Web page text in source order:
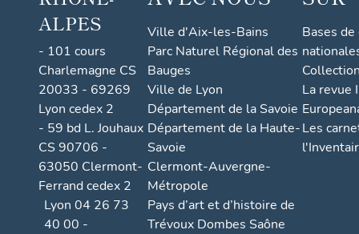
ALPES
- 101 cours
Charlemagne CS
20033 - 69269
Lyon cedex 2
- 59 bd L. Jouhaux
CS 90706 -
63050 Clermont-
Ferrand cedex 2
Lyon 04 26 73
40 00 -
Ville d'Aix-les-Bains
Parc Naturel Régional des
Bauges
Ville de Lyon
Département de la Savoie
Département de la Haute-
Savoie
Clermont-Auvergne-
Métropole
Pays d’art et d’histoire de
Trévoux Dombes Saône
Bases
La revue
Les